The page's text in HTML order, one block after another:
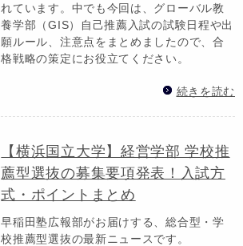
れています。中でも今回は、グローバル教
養学部（GIS）自己推薦入試の試験日程や出
願ルール、注意点をまとめましたので、合
格戦略の策定にお役立てください。
続きを読む
【横浜国立大学】経営学部 学校推
薦型選抜の募集要項発表！入試方
式・ポイントまとめ
早稲田塾広報部がお届けする、総合型・学
校推薦型選抜の最新ニュースです。